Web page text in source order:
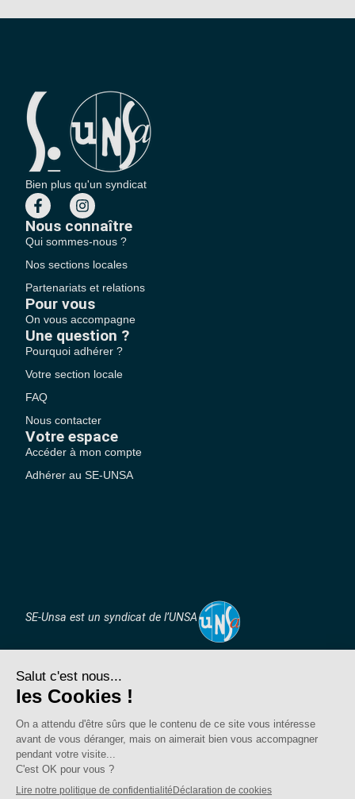
Bien plus qu'un syndicat
Nous connaître
Qui sommes-nous ?
Nos sections locales
Partenariats et relations
Pour vous
On vous accompagne
Une question ?
Pourquoi adhérer ?
Votre section locale
FAQ
Nous contacter
Votre espace
Accéder à mon compte
Adhérer au SE-UNSA
SE-Unsa est un syndicat de l’UNSA
Site réalisé avec ❤️ par AKWO
Politique de confidentialité